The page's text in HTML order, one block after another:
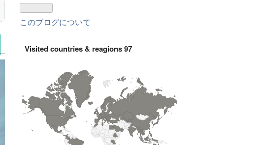
このブログについて
Visited countries & reagions 97